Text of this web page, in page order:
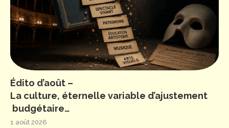
Édito d’août –
La culture, éternelle variable d’ajustement
budgétaire…
1 août 2026